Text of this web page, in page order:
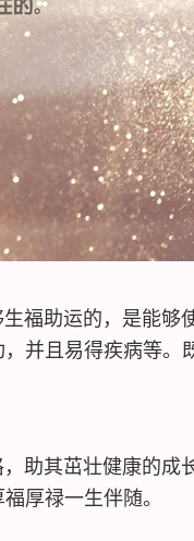
助运的，是能够
并且易得疾病等。
其茁壮健康的成
厚禄一生伴随。